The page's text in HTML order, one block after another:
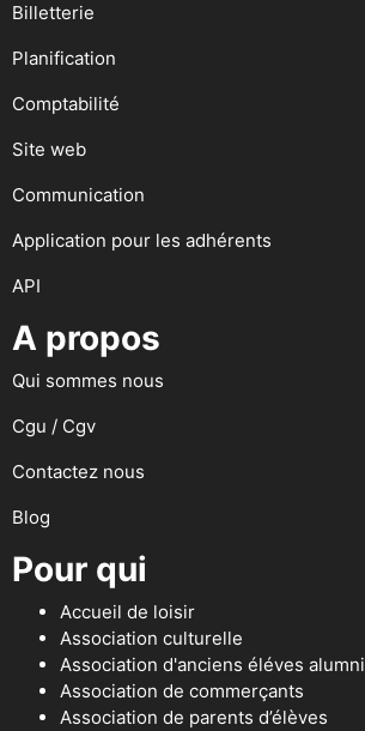
Billetterie
Planification
Comptabilité
Site web
Communication
Application pour les adhérents
API
A propos
Qui sommes nous
Cgu / Cgv
Contactez nous
Blog
Pour qui
Accueil de loisir
Association culturelle
Association d'anciens éléves alumni
Association de commerçants
Association de parents d’élèves